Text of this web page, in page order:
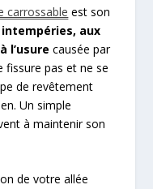
carrossable est son
aux
l’usure causée par
fissure pas et ne se
de revêtement
Un simple
à maintenir son
de votre allée